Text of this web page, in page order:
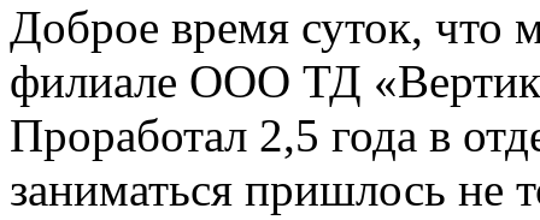
Доброе время суток, что
филиале ООО ТД
Проработал 2,5 года в
заниматься пришлось не